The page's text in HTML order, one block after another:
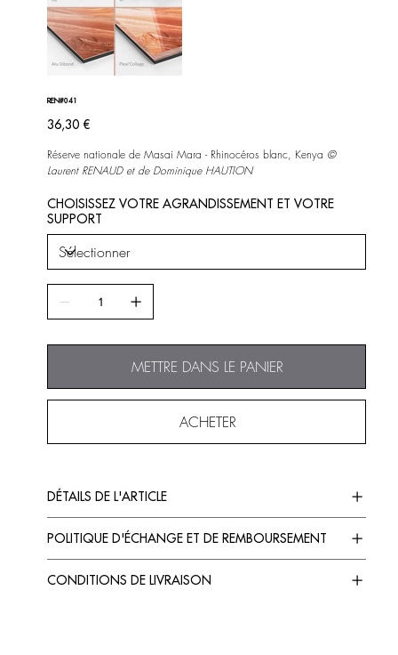
REN#041
Prix
36,30 €
Réserve nationale de Masai Mara - Rhinocéros blanc, Kenya ©
Laurent RENAUD et de Dominique HAUTION
CHOISISSEZ VOTRE AGRANDISSEMENT ET VOTRE
SUPPORT
METTRE DANS LE PANIER
ACHETER
DÉTAILS DE L'ARTICLE
POLITIQUE D'ÉCHANGE ET DE REMBOURSEMENT
CONDITIONS DE LIVRAISON